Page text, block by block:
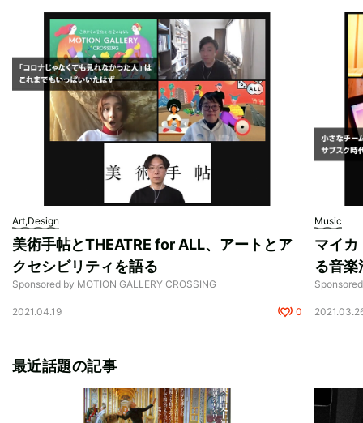
Art,Design
美術手帖とTHEATRE for ALL、アートとア
クセシビリティを語る
Sponsored by MOTION GALLERY CROSSING
2021.04.19 0
Music
マイ
る音
最近話題の記事